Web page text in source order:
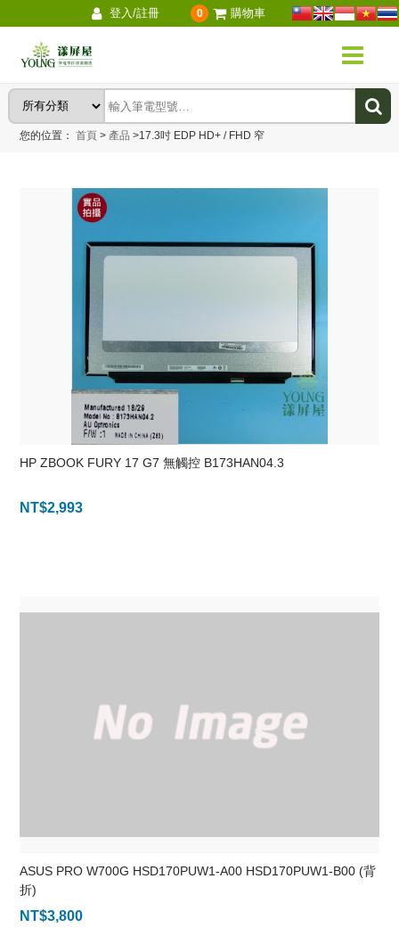
登入/註冊 0 購物車
您的位置：首頁 > 產品>17.3吋 EDP HD+ / FHD 窄
HP ZBOOK FURY 17 G7 無觸控 B173HAN04.3
NT$2,993
ASUS PRO W700G HSD170PUW1-A00 HSD170PUW1-B00 (背
折)
NT$3,800